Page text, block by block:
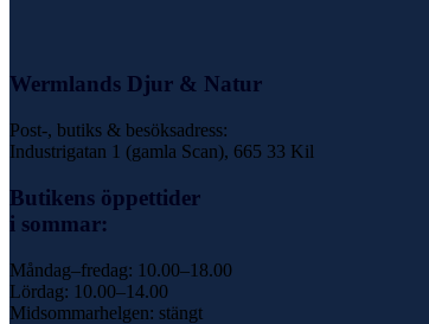
Wermlands Djur & Natur
Post-, butiks & besöksadress:
Industrigatan 1 (gamla Scan), 665 33 Kil
Butikens öppettider
i sommar:
Måndag–fredag: 10.00–18.00
Lördag: 10.00–14.00
Midsommarhelgen: stängt